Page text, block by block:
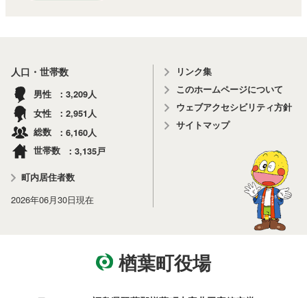
楢葉町役場
人口・世帯数
男性 3,209人
女性
2,951 人
総数
6,160 人
世帯数
3,135戸
町内居住者数
2026年06月30日現在
リンク集
このホームページについて
ウェブアクセシビリティ方針
サイトマップ